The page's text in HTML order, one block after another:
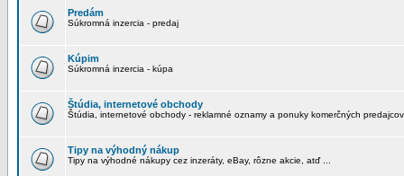
Predám
Súkromná inzercia - predaj
Kúpim
Súkromná inzercia - kúpa
Štúdia, internetové obchody
Štúdia, internetové obchody - reklamné oznamy a ponuky komerčných predajcov
Tipy na výhodný nákup
Tipy na výhodné nákupy cez inzeráty, eBay, rôzne akcie, atď ...